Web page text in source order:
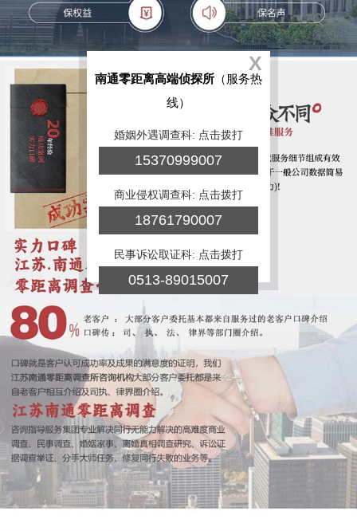
X
南通零距离高端侦探所 （服务热
线）
婚姻外遇调查科: 点击拨打
15370999007
商业侵权调查科: 点击拨打
18761790007
民事诉讼取证科: 点击拨打
0513-89015007